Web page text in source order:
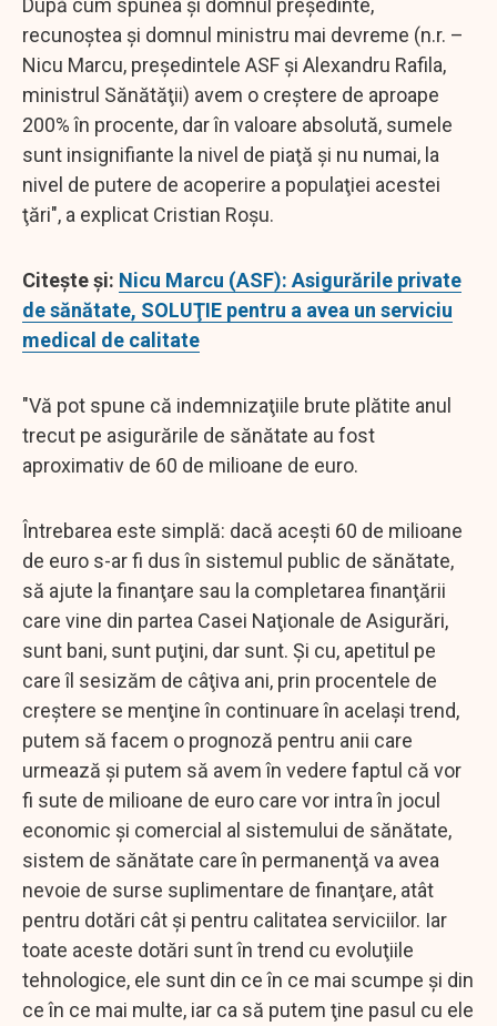
recunoştea şi domnul ministru mai devreme (n.r. –
Nicu Marcu, preşedintele ASF şi Alexandru Rafila,
ministrul Sănătăţii) avem o creştere de aproape
200% în procente, dar în valoare absolută, sumele
sunt insignifiante la nivel de piaţă şi nu numai, la
nivel de putere de acoperire a populaţiei acestei
ţări", a explicat Cristian Roşu.
Citeşte şi: Nicu Marcu (ASF): Asigurările private
de sănătate, SOLUŢIE pentru a avea un serviciu
medical de calitate
"Vă pot spune că indemnizaţiile brute plătite anul
trecut pe asigurările de sănătate au fost
aproximativ de 60 de milioane de euro.
Întrebarea este simplă: dacă aceşti 60 de milioane
de euro s-ar fi dus în sistemul public de sănătate,
să ajute la finanţare sau la completarea finanţării
care vine din partea Casei Naţionale de Asigurări,
sunt bani, sunt puţini, dar sunt. Şi cu, apetitul pe
care îl sesizăm de câţiva ani, prin procentele de
creştere se menţine în continuare în acelaşi trend,
putem să facem o prognoză pentru anii care
urmează şi putem să avem în vedere faptul că vor
fi sute de milioane de euro care vor intra în jocul
economic şi comercial al sistemului de sănătate,
sistem de sănătate care în permanenţă va avea
nevoie de surse suplimentare de finanţare, atât
pentru dotări cât şi pentru calitatea serviciilor. Iar
toate aceste dotări sunt în trend cu evoluţiile
tehnologice, ele sunt din ce în ce mai scumpe şi din
ce în ce mai multe, iar ca să putem ţine pasul cu ele